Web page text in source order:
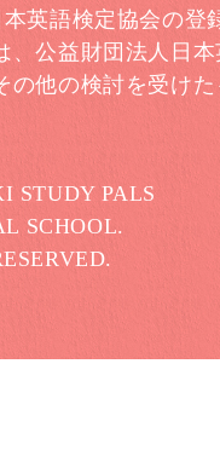
英語検定協会の登
、公益財団法人日本
の他の検討を受けた
STUDY PALS
SCHOOL.